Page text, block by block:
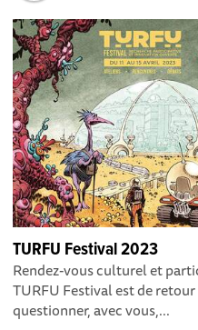
TURFU Festival 2023
Rendez-vous culturel et
TURFU Festival est de
questionner, avec vous,...